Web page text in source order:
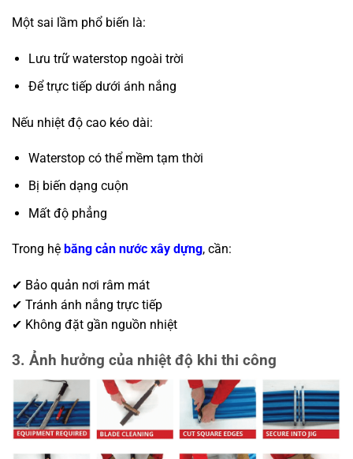
Một sai lầm phổ biến là:
Lưu trữ waterstop ngoài trời
Để trực tiếp dưới ánh nắng
Nếu nhiệt độ cao kéo dài:
Waterstop có thể mềm tạm thời
Bị biến dạng cuộn
Mất độ phẳng
Trong hệ băng cản nước xây dựng, cần:
✔ Bảo quản nơi râm mát
✔ Tránh ánh nắng trực tiếp
✔ Không đặt gần nguồn nhiệt
3. Ảnh hưởng của nhiệt độ khi thi công